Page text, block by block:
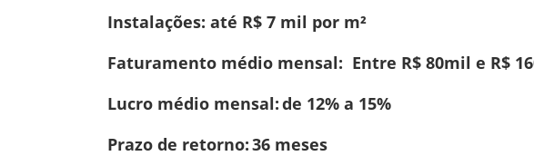
Instalações: até R$ 7 mil por m²
Faturamento médio mensal: Entre R$ 80mil e R$
Lucro médio mensal: de 12% a 15%
Prazo de retorno: 36 meses